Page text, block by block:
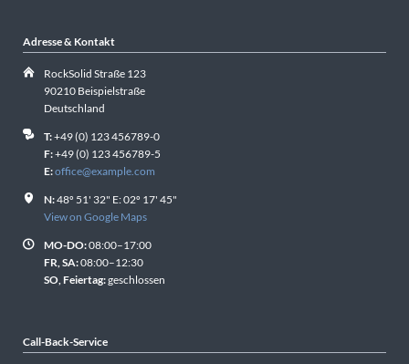
Adresse & Kontakt
RockSolid Straße 123
90210 Beispielstraße
Deutschland
T:+49 (0) 123 456789-0
F:+49 (0) 123 456789-5
E:office@example.com
N:48º 51' 32" E: 02º 17' 45"
View on Google Maps
MO-DO:08:00–17:00
FR, SA:08:00–12:30
SO, Feiertag:geschlossen
Call-Back-Service